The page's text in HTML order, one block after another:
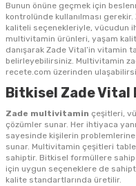
Bunun önüne geçmek için
kontrolünde kullanılması gerekir.
kaliteli seçenekleriyle, vücudun
multivitamin ürünleri, yaşam
danışarak Zade Vital’in vitamin
belirleyebilirsiniz. Multivitamin
recete.com üzerinden
Bitkisel Zade
Zade multivitamin çeşitleri,
çözümler sunar. Her ihtiyaca
sayesinde kişilerin
sunar. Multivitamin çeşitleri
sahiptir. Bitkisel formüllere
için uygun seçeneklere de
kalite standartlarında üretilir.